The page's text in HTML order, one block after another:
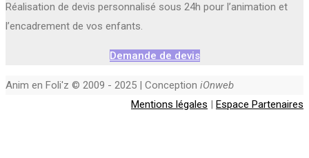
Réalisation de devis personnalisé sous 24h pour l’animation et
l’encadrement de vos enfants.
Demande de devis
Anim en Foli'z © 2009 - 2025 | Conception iOnweb
Mentions légales | Espace Partenaires